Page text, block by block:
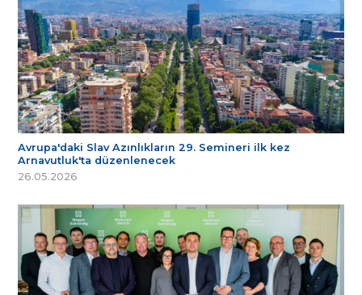
Avrupa'daki Slav Azınlıkların 29. Semineri ilk kez
Arnavutluk'ta düzenlenecek
26.05.2026